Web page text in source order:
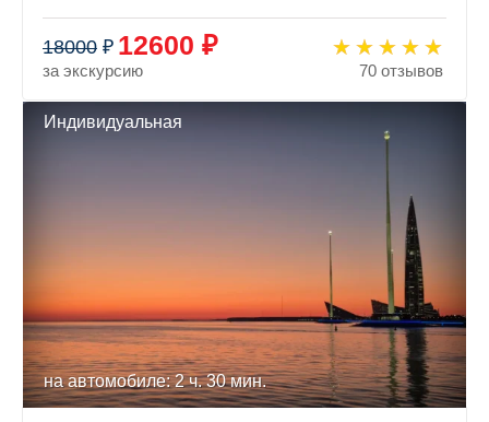
18000 ₽ 12600 ₽
за экскурсию 70 отзывов
Индивидуальная
на автомобиле: 2 ч. 30 мин.